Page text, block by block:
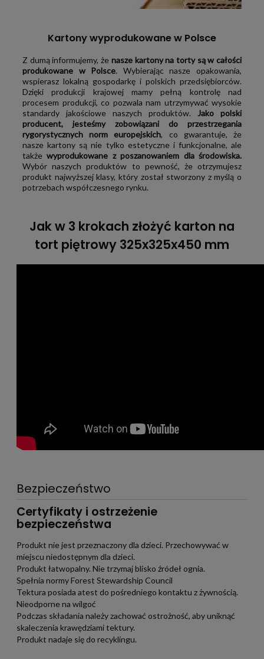
Kartony wyprodukowane w Polsce
Z dumą informujemy, że nasze kartony na torty są w całości
produkowane w Polsce. Wybierając nasze opakowania,
wspierasz lokalną gospodarkę i polskich przedsiębiorców.
Dzięki produkcji krajowej mamy pełną kontrolę nad
procesem produkcji, co pozwala nam utrzymywać wysokie
standardy jakościowe naszych produktów. Jako polski
producent, jesteśmy zobowiązani do przestrzegania
rygorystycznych norm europejskich, co gwarantuje, że
nasze kartony są nie tylko estetyczne i funkcjonalne, ale
takżewyprodukowane z poszanowaniem dla środowiska.
Wybór naszych produktów to pewność, że otrzymujesz
produkt najwyższej klasy, który został stworzony z myślą o
potrzebach współczesnego rynku.
Jak w 3 krokach złożyć karton na
tort piętrowy 325x325x450 mm
Bezpieczeństwo
Certyfikaty i ostrzeżenie
bezpieczeństwa
Produkt nie jest przeznaczony dla dzieci. Przechowywać w
miejscu niedostępnym dla dzieci.
Produkt łatwopalny. Nie trzymaj blisko źródeł ognia.
Spełnia normy Forest Stewardship Council
Tektura posiada atest do pośredniego kontaktu z żywnością.
Nieodporne na wilgoć
Podczas składania należy zachować ostrożność, aby uniknąć
skaleczenia krawędziami tektury.
Produkt nadaje się do recyklingu.